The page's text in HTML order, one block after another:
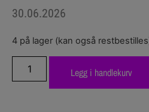
30.06.2026
4 på lager (kan også
Legg i handlekurv